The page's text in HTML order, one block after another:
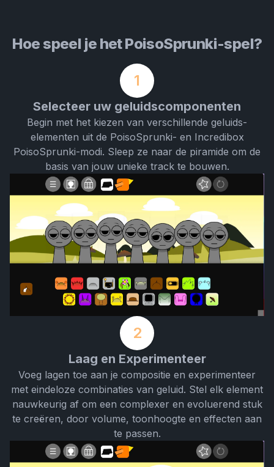
Hoe speel je het PoisoSprunki-spel?
1
Selecteer uw geluidscomponenten
Begin met het kiezen van verschillende geluids-
elementen uit de PoisoSprunki- en Incredibox
PoisoSprunki-modi. Sleep ze naar de piramide om de
basis van jouw unieke track te bouwen.
2
Laag en Experimenteer
Voeg lagen toe aan je compositie en experimenteer
met eindeloze combinaties van geluid. Stel elk element
nauwkeurig af om een complexer en evoluerend stuk
te creëren, door volume, toonhoogte en effecten aan
te passen.